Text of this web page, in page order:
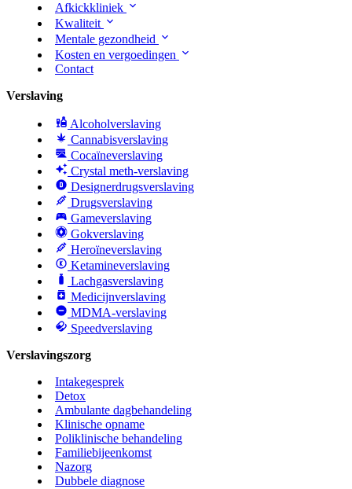
Afkickkliniek
Kwaliteit
Mentale gezondheid
Kosten en vergoedingen
Contact
Verslaving
Alcoholverslaving
Cannabisverslaving
Cocaïneverslaving
Crystal meth-verslaving
Designerdrugsverslaving
Drugsverslaving
Gameverslaving
Gokverslaving
Heroïneverslaving
Ketamineverslaving
Lachgasverslaving
Medicijnverslaving
MDMA-verslaving
Speedverslaving
Verslavingszorg
Intakegesprek
Detox
Ambulante dagbehandeling
Klinische opname
Poliklinische behandeling
Familiebijeenkomst
Nazorg
Dubbele diagnose